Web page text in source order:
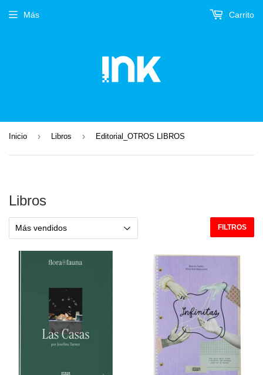
Más Carrito
Inicio › Libros › Editorial_OTROS LIBROS
Libros
FILTROS